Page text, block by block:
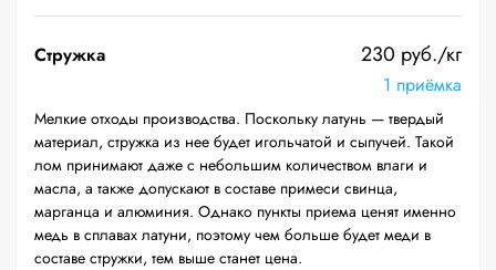
Стружка 230 руб./кг
1 приёмка
Мелкие отходы производства. Поскольку латунь — твердый
материал, стружка из нее будет игольчатой и сыпучей. Такой
лом принимают даже с небольшим количеством влаги и
масла, а также допускают в составе примеси свинца,
марганца и алюминия. Однако пункты приема ценят именно
медь в сплавах латуни, поэтому чем больше будет меди в
составе стружки, тем выше станет цена.